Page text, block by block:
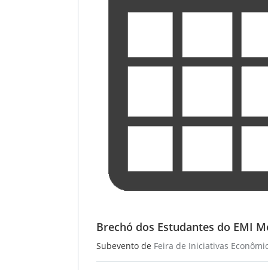
Brechó dos Estudantes do EMI
Subevento de Feira de Iniciativas